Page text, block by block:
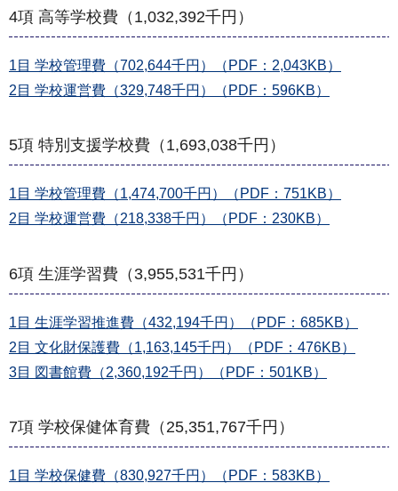
4項 高等学校費（1,032,392千円）
1目 学校管理費（702,644千円）（PDF：2,043KB）
2目 学校運営費（329,748千円）（PDF：596KB）
5項 特別支援学校費（1,693,038千円）
1目 学校管理費（1,474,700千円）（PDF：751KB）
2目 学校運営費（218,338千円）（PDF：230KB）
6項 生涯学習費（3,955,531千円）
1目 生涯学習推進費（432,194千円）（PDF：685KB）
2目 文化財保護費（1,163,145千円）（PDF：476KB）
3目 図書館費（2,360,192千円）（PDF：501KB）
7項 学校保健体育費（25,351,767千円）
1目 学校保健費（830,927千円）（PDF：583KB）